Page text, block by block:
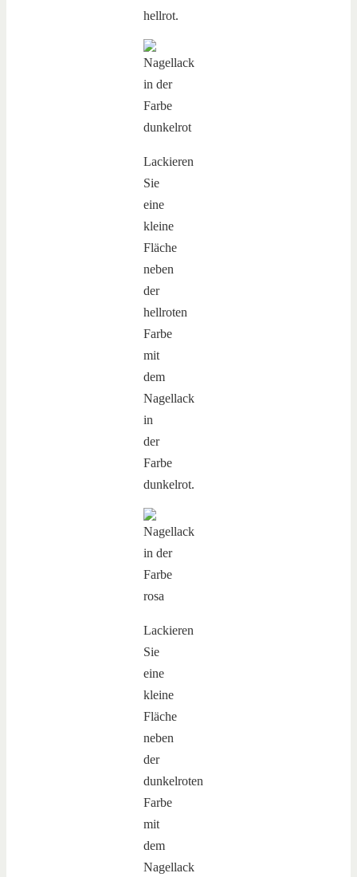
hellrot.
Lackieren
Sie
eine
kleine
Fläche
neben
der
hellroten
Farbe
mit
dem
Nagellack
in
der
Farbe
dunkelrot.
Lackieren
Sie
eine
kleine
Fläche
neben
der
dunkelroten
Farbe
mit
dem
Nagellack